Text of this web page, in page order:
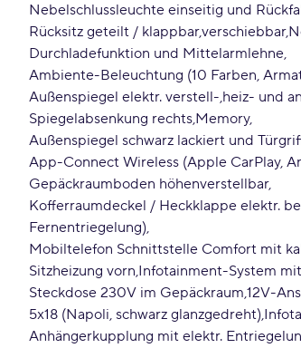
Nebelschlussleuchte einseitig und
Rücksitz geteilt / klappbarverschiebbar
Durchladefunktion und Mittelarmlehne
Ambiente-Beleuchtung (10 Farben,
Außenspiegel elektr. verstell- heiz- und
Spiegelabsenkung rechts Memory
Außenspiegel schwarz lackiert und
App-Connect Wireless (Apple CarPlay,
Gepäckraumboden höhenverstellbar
Kofferraumdeckel / Heckklappe elektr.
Fernentriegelung)
Mobiltelefon Schnittstelle Comfort mit
Sitzheizung vorn Infotainment-System
Steckdose 230V im Gepäckraum 12V-
5x18 (Napoli, schwarz glanzgedreht)
Anhängerkupplung mit elektr.